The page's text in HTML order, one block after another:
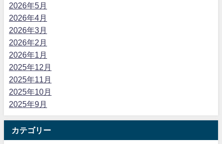
2026年5月
2026年4月
2026年3月
2026年2月
2026年1月
2025年12月
2025年11月
2025年10月
2025年9月
カテゴリー